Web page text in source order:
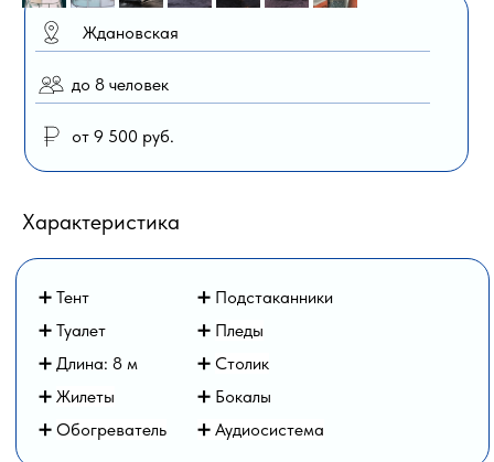
до 8 человек
Ждановская
от 9 500 руб.
Характеристика
➕ Туалет
➕ Длина: 8 м
➕ Бокалы
➕ Обогреватель
➕ Пледы
➕ Столик
➕ Жилеты
➕ Аудиосистема
➕ Тент ➕ Подстаканники